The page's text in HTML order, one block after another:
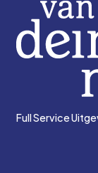
Full Service